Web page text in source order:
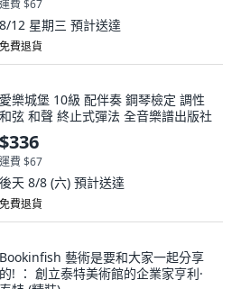
運費 $67
8/12 星期三 預計送達
免費退貨
愛樂城堡 10級 配伴奏 鋼琴檢定 調性
和弦 和聲 終止式彈法 全音樂譜出版社
$336
運費 $67
後天 8/8 (六) 預計送達
免費退貨
Bookinfish 藝術是要和大家一起分享
的! ： 創立泰特美術館的企業家亨利·